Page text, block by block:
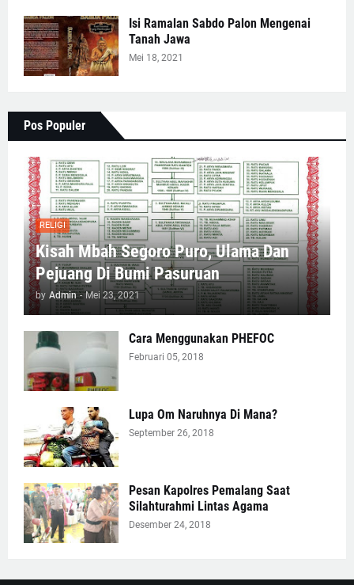
Isi Ramalan Sabdo Palon Mengenai
Tanah Jawa
Mei 18, 2021
Pos Populer
RELIGI
Kisah Mbah Segoro Puro, Ulama Dan
Pejuang Di Bumi Pasuruan
by Admin - Mei 23, 2021
Cara Menggunakan PHEFOC
Februari 05, 2018
Lupa Om Naruhnya Di Mana?
September 26, 2018
Pesan Kapolres Pemalang Saat
Silahturahmi Lintas Agama
Desember 24, 2018